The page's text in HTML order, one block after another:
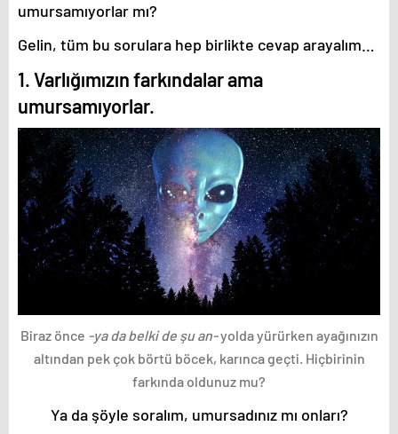
umursamıyorlar mı?
Gelin, tüm bu sorulara hep birlikte cevap arayalım…
1. Varlığımızın farkındalar ama
umursamıyorlar.
Biraz önce -ya da belki de şu an-yolda yürürken ayağınızın
altından pek çok börtü böcek, karınca geçti. Hiçbirinin
farkında oldunuz mu?
Ya da şöyle soralım, umursadınız mı onları?